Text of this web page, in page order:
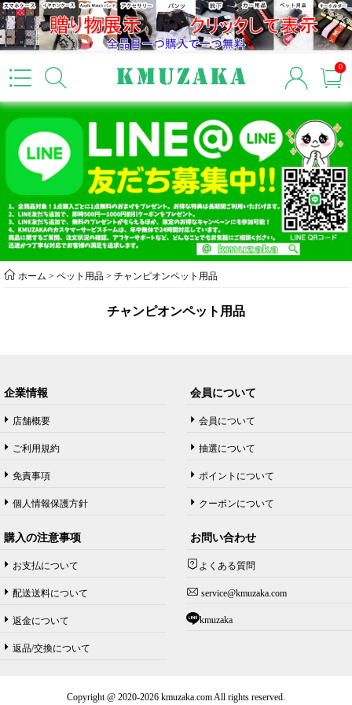
0
ホーム >ペット用品 >チャンピオンペット用品
チャンピオンペット用品
企業情報
店舗概要
ご利用規約
免責事項
個人情報保護方針
会員について
会員について
抽選について
ポイントについて
クーポンについて
購入の注意事项
お支払について
配送送料について
返金について
返品/交換について
お問い合わせ
よくある質問
service@kmuzaka.com
kmuzaka
Copyright @ 2020-2026 kmuzaka.com All rights reserved.